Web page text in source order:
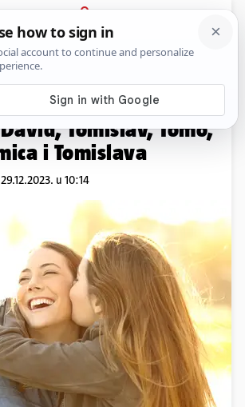
PRIJAVA
Lifestyle Komentari
DAN!
Davorka, Davor,
Tomislav, Tomo,
i Tomislava
u 10:14